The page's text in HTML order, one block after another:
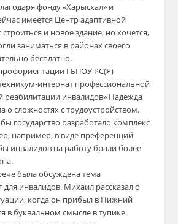
фонду «Харысхал» и
имеется Центр адаптивной
и новое здание, но хочется,
заниматься в районах своего
бесплатно.
ГБПОУ РС(Я)
интернат профессиональной
реабилитации инвалидов» Надежда
о сложностях с трудоустройством.
государство разработало комплекс
например, в виде преференций
инвалидов на работу брали более
была обсуждена тема
для инвалидов. Михаил рассказал о
когда он прибыл в Нижний
в буквальном смысле в тупике.